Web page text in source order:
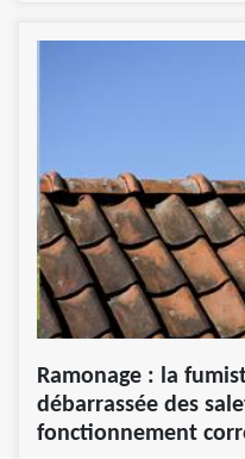
Ramonage : la
débarrassée des
fonctionnement